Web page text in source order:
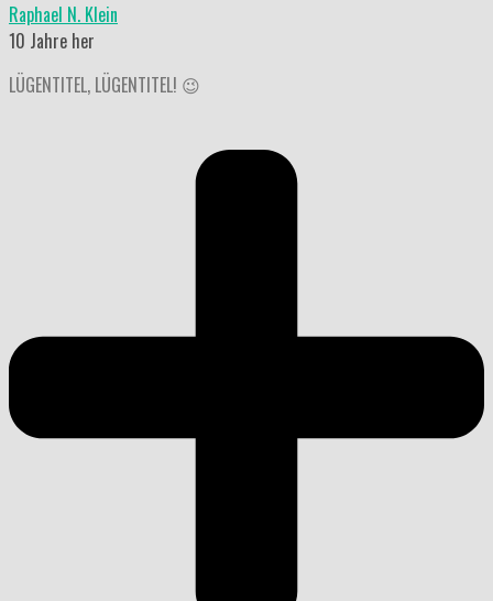
Raphael N. Klein
10 Jahre her
LÜGENTITEL, LÜGENTITEL! 😉